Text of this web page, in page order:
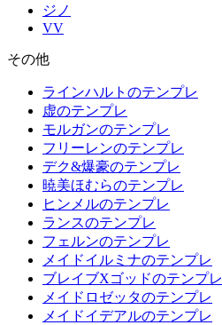
ジノ
VV
その他
ラインハルトのテンプレ
虚のテンプレ
モルガンのテンプレ
フリーレンのテンプレ
デク&爆豪のテンプレ
暁美ほむらのテンプレ
ヒンメルのテンプレ
ランスのテンプレ
フェルンのテンプレ
メイドイルミナのテンプレ
ブレイブXゴッドのテンプレ
メイドロゼッタのテンプレ
メイドイデアルのテンプレ